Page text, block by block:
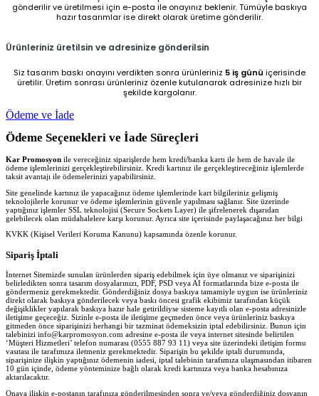
gönderilir ve üretilmesi için e-posta ile onayınız beklenir. Tümüyle baskıya
hazır tasarımlar ise direkt olarak üretime gönderilir.
Ürünleriniz üretilsin ve adresinize gönderilsin
Siz tasarım baskı onayını verdikten sonra ürünleriniz 5 iş günü içerisinde
üretilir. Üretim sonrası ürünleriniz özenle kutulanarak adresinize hızlı bir
şekilde kargolanır.
Ödeme ve İade
Ödeme Seçenekleri ve İade Süreçleri
Kar Promosyon ile vereceğiniz siparişlerde hem kredi/banka kartı ile hem de havale ile
ödeme işlemlerinizi gerçekleştirebilirsiniz. Kredi kartınız ile gerçekleştireceğiniz işlemlerde
taksit avantajı ile ödemelerinizi yapabilirsiniz.
Site genelinde kartınız ile yapacağınız ödeme işlemlerinde kart bilgileriniz gelişmiş
teknolojilerle korunur ve ödeme işlemlerinin güvenle yapılması sağlanır. Site üzerinde
yaptığınız işlemler SSL teknolojisi (Secure Sockets Layer) ile şifrelenerek dışarıdan
gelebilecek olan müdahalelere karşı korunur. Ayrıca site içerisinde paylaşacağınız her bilgi
KVKK (Kişisel Verileri Koruma Kanunu) kapsamında özenle korunur.
Sipariş İptali
İnternet Sitemizde sunulan ürünlerden sipariş edebilmek için üye olmanız ve siparişinizi
belirledikten sonra tasarım dosyalarınızı, PDF, PSD veya AI formatlarında bize e-posta ile
göndermeniz gerekmektedir. Gönderdiğiniz dosya baskıya tamamiyle uygun ise ürünleriniz
direkt olarak baskıya gönderilecek veya baskı öncesi grafik ekibimiz tarafından küçük
değişiklikler yapılarak baskıya hazır hale getirildiyse sisteme kayıtlı olan e-posta adresinizle
iletişime geçeceğiz. Sizinle e-posta ile iletişime geçmeden önce veya ürünleriniz baskıya
gitmeden önce siparişinizi herhangi bir tazminat ödemeksizin iptal edebilirsiniz. Bunun için
talebinizi info@karpromosyon.com adresine e-posta ile veya internet sitesinde belirtilen
‘Müşteri Hizmetleri’ telefon numarası (0555 887 93 11) veya site üzerindeki iletişim formu
vasıtası ile tarafımıza iletmeniz gerekmektedir. Siparişin bu şekilde iptali durumunda,
siparişinize ilişkin yaptığınız ödemenin iadesi, iptal talebinin tarafımıza ulaşmasından itibaren
10 gün içinde, ödeme yönteminize bağlı olarak kredi kartınıza veya banka hesabınıza
aktarılacaktır.
Onaya ilişkin e-postanın tarafınıza gönderilmesinden sonra ve/veya gönderdiğiniz dosyanın